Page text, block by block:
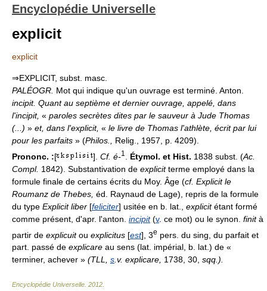
Encyclopédie Universelle
explicit
explicit
⇒EXPLICIT, subst. masc.
PALÉOGR. Mot qui indique qu'un ouvrage est terminé. Anton.
incipit. Quant au septième et dernier ouvrage, appelé, dans
l'incipit, « paroles secrètes dites par le sauveur à Jude Thomas
(...) » et, dans l'explicit, « le livre de Thomas l'athlète, écrit par lui
pour les parfaits » (Philos.,
Relig., 1957, p. 4209).
Prononc. :[ ]. Cf. é-1 Étymol. et Hist. 1838 subst. (Ac.
Compl. 1842). Substantivation de explicitterme employé dans la
formule finale de certains écrits du Moy. Âge (cf. Explicit le
Roumanz de Thebes, éd. Raynaud de Lage), repris de la formule
du type Explicit liber [feliciter] usitée en b. lat., explicitétant formé
comme présent, d'apr. l'anton. incipit(v. ce mot) ou le synon. finità
partir de explicuitou explicitus [est], 3e pers. du sing, du parfait et
part. passé de explicare au sens (lat. impérial, b. lat.) de «
terminer, achever » (TLL, s.v. explicare, 1738, 30, sqq.).
Encyclopédie Universelle 2012